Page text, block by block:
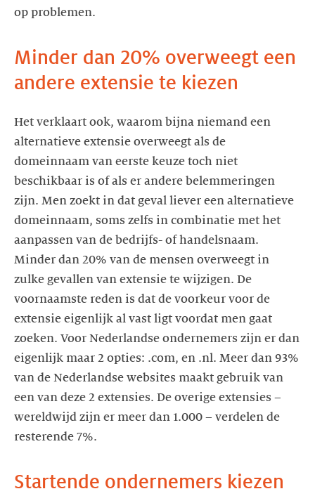
op problemen.
Minder dan 20% overweegt een
andere extensie te kiezen
Het verklaart ook, waarom bijna niemand een
alternatieve extensie overweegt als de
domeinnaam van eerste keuze toch niet
beschikbaar is of als er andere belemmeringen
zijn. Men zoekt in dat geval liever een alternatieve
domeinnaam, soms zelfs in combinatie met het
aanpassen van de bedrijfs- of handelsnaam.
Minder dan 20% van de mensen overweegt in
zulke gevallen van extensie te wijzigen. De
voornaamste reden is dat de voorkeur voor de
extensie eigenlijk al vast ligt voordat men gaat
zoeken. Voor Nederlandse ondernemers zijn er dan
eigenlijk maar 2 opties: .com, en .nl. Meer dan 93%
van de Nederlandse websites maakt gebruik van
een van deze 2 extensies. De overige extensies –
wereldwijd zijn er meer dan 1.000 – verdelen de
resterende 7%.
Startende ondernemers kiezen